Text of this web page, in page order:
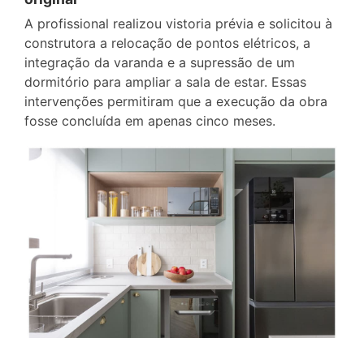
A profissional realizou vistoria prévia e solicitou à
construtora a relocação de pontos elétricos, a
integração da varanda e a supressão de um
dormitório para ampliar a sala de estar. Essas
intervenções permitiram que a execução da obra
fosse concluída em apenas cinco meses.